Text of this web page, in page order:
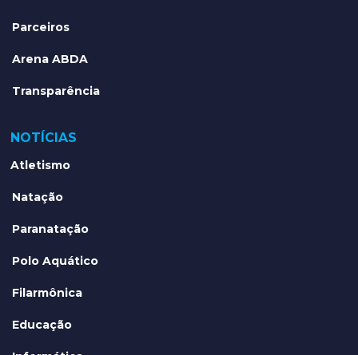
Parceiros
Arena ABDA
Transparência
NOTÍCIAS
Atletismo
Natação
Paranatação
Polo Aquático
Filarmônica
Educação